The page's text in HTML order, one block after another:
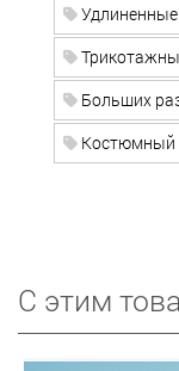
Удлиненные
Больших
Костюмный
С этим